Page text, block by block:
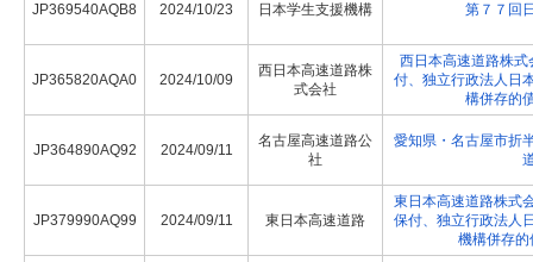
JP369540AQB8 2024/10/23 日本学生支援機構 第７７回
JP365820AQA0 2024/10/09
西日本高速道路株
式会社
西日本高速道路株
付、独立行政法人日
構併存的
JP364890AQ92 2024/09/11
名古屋高速道路公
社
愛知県・名古屋市折
JP379990AQ99 2024/09/11 東日本高速道路
東日本高速道路株式
保付、独立行政法人
機構併存